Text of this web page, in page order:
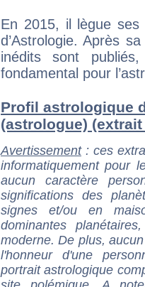
En 2015, il lègue ses
d’Astrologie. Après
inédits sont
fondamental pour
Profil astrologique
(astrologue)
Avertissement: ces
informatiquement pour
aucun caractère
significations des
signes et/ou en
dominantes
moderne. De plus,
l'honneur d'une
portrait astrologique